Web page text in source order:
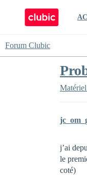
Forum Clubic
j’ai
le
coté)